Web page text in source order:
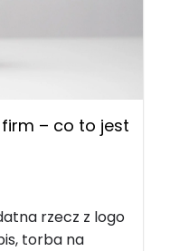
– co to jest
rzecz z logo
torba na